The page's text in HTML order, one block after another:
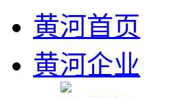
黄河首页
黄河企业